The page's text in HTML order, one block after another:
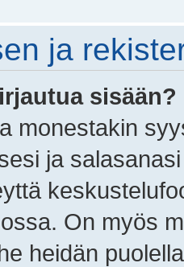
ja
sisään?
monestakin
ja
On myös
heidän